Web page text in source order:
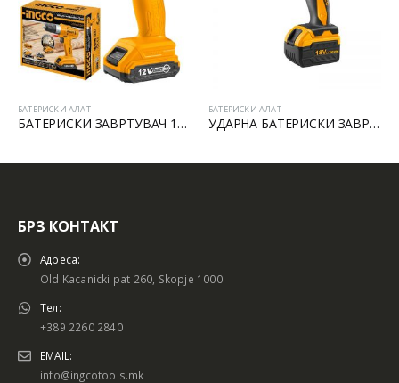
БАТЕРИСКИ ЗАВРТУВАЧ 12V LI-ION УДАРНА БАТЕРИСКИ ЗАВРТУВАЧ 18V
БРЗ КОНТАКТ
Адреса:
Old Kacanicki pat 260, Skopje 1000
Тел:
+389 2260 2840
EMAIL:
info@ingcotools.mk